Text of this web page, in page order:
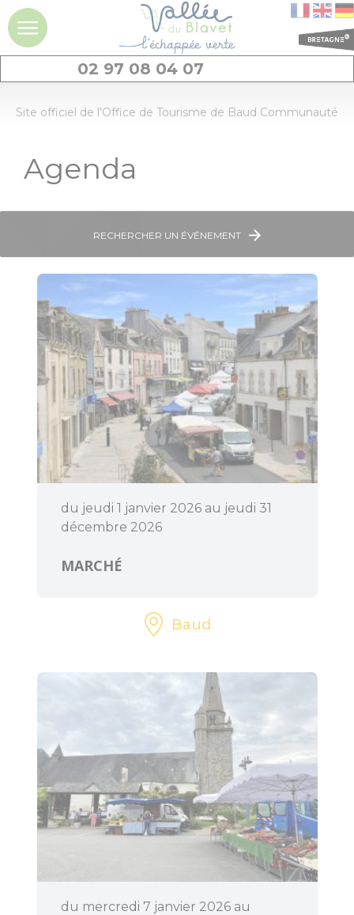
journée
Les
incontournables
Géants de pierres
: menhirs et
dolmens
Patrimoine,
chapelles et leurs
mystères
Jardins et
02 97 08 04 07
Site officiel de l’Office de Tourisme de Baud Communauté
Agenda
RECHERCHER UN ÉVÉNEMENT
du jeudi 1 janvier 2026 au jeudi 31
décembre 2026
MARCHÉ
Baud
du mercredi 7 janvier 2026 au